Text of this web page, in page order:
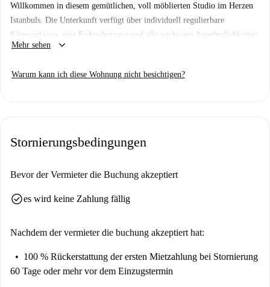
Willkommen in diesem gemütlichen, voll möblierten Studio im Herzen
Istanbuls. Die Unterkunft verfügt über individuell regulierbare
Klimaanlagen, eine Erdgasheizung und alle wichtigen Annehmlichkeiten
wie eine voll ausgestattete Küche und einen gemeinsamen Zugang zu
inbegriffen, sodass dieses Studio ideal für alle ist, die einen stressfreien
Sehenswürdigkeiten umgeben. In der Nähe können Sie die Abdullah Ağa
Madame Tussauds Istanbul und das historische Galatasaray-Bad
direkt vor Ihrer Haustür.
Mehr sehen keyboard_arrow_down
Warum kann ich diese Wohnung nicht besichtigen?
Stornierungsbedingungen
Bevor der Vermieter die Buchung akzeptiert
check_circlees wird keine Zahlung fällig
Nachdem der vermieter die buchung akzeptiert hat:
100 % Rückerstattung der ersten Mietzahlung bei Stornierung
60 Tage oder mehr vor dem Einzugstermin